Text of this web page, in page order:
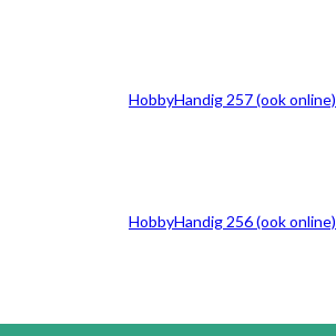
HobbyHandig 257 (ook online)
HobbyHandig 256 (ook online)